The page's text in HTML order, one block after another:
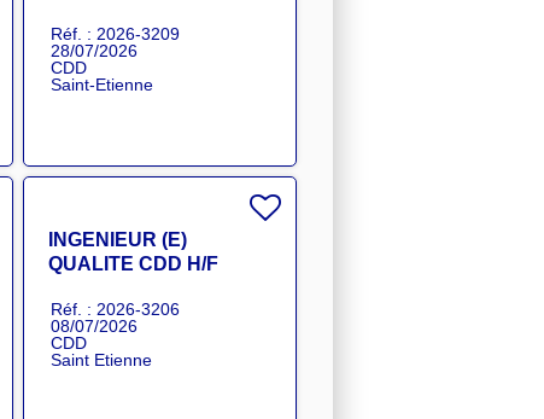
Réf. : 2026-3209
28/07/2026
CDD
Saint-Etienne
INGENIEUR (E)
QUALITE CDD H/F
Réf. : 2026-3206
08/07/2026
CDD
Saint Etienne